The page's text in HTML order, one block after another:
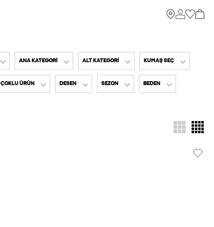
ANA KATEGORI ALT KATEGORI KUMAŞ SEÇ
ÇOKLU ÜRÜN DESEN SEZON BEDEN